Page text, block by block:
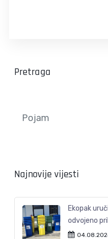
Pretraga
Najnovije vijesti
Ekopak
odvojeno